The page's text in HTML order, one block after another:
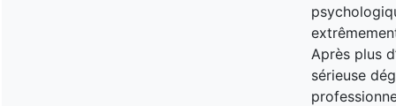
Après plus
sérieuse